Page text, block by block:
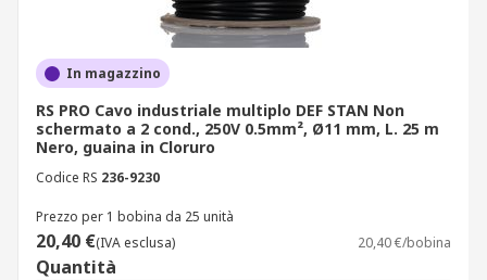
In magazzino
RS PRO Cavo industriale multiplo DEF STAN Non
schermato a 2 cond., 250V 0.5mm², Ø11 mm, L. 25 m
Nero, guaina in Cloruro
Codice RS 236-9230
Prezzo per 1 bobina da 25 unità
20,40 €(IVA esclusa) 20,40 €/bobina
Quantità